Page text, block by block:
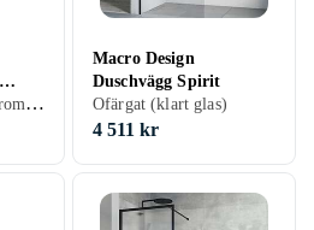
Duschhörna, Vit, Krom, Aluminium, Ofärgat (klart glas), Grå/Rök/Tonat, 70 cm
Macro Design
Duschvägg Spirit
Ofärgat (klart glas)
4 511 kr